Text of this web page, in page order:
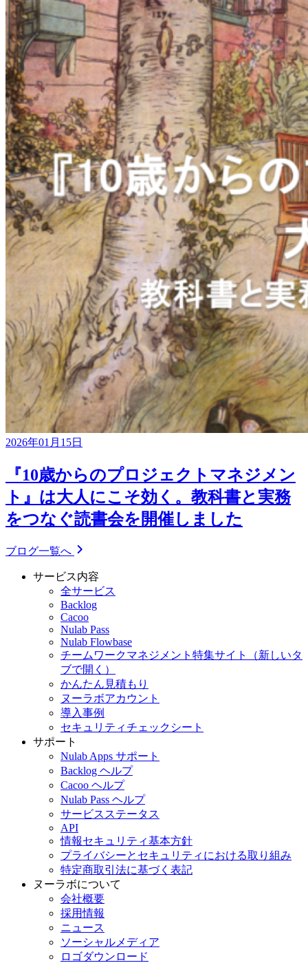
2026年01月15日
『10歳からのプロジェクトマネジメン
ト』は大人にこそ効く。教科書と実務
をつなぐ読書会を開催しました
ブログ一覧へ
サービス内容
全サービス
Backlog
Cacoo
Nulab Pass
Nulab Flowbase
チームワークマネジメント特集サイト
（新しいタ
ブで開く）
かんたん見積もり
ヌーラボアカウント
導入事例
セキュリティチェックシート
サポート
Nulab Apps サポート
Backlog ヘルプ
Cacoo ヘルプ
Nulab Pass ヘルプ
サービスステータス
API
情報セキュリティ基本方針
プライバシーとセキュリティにおける取り組み
特定商取引法に基づく表記
ヌーラボについて
会社概要
採用情報
ニュース
ソーシャルメディア
ロゴダウンロード